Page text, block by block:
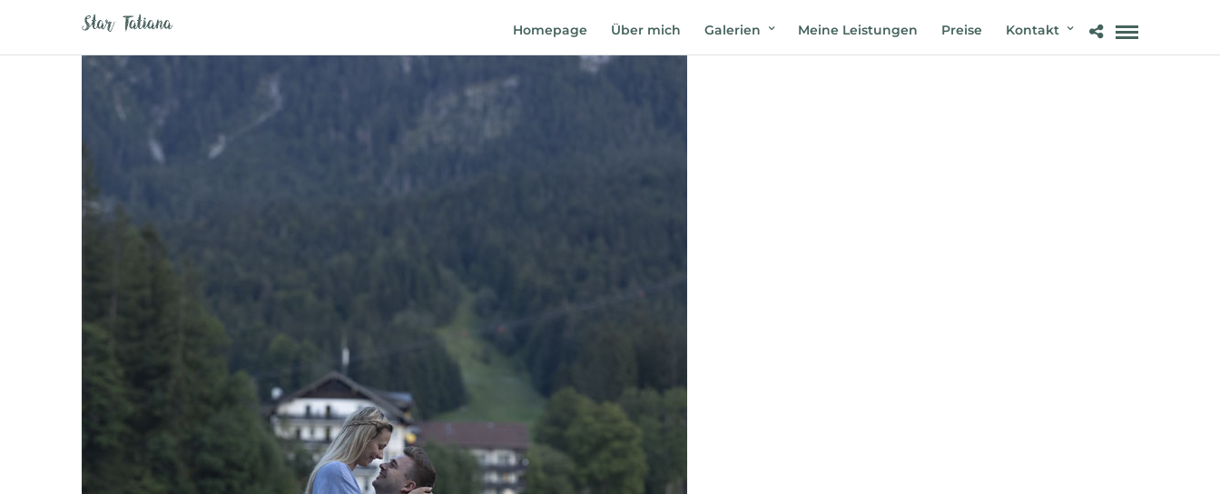
Homepage Über mich Galerien Meine Leistungen Preise Kontakt